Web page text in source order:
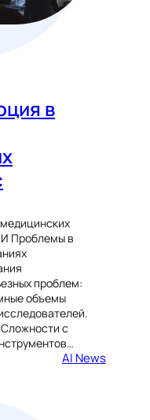
в
Проблемы в
проблем:
объемы
с
AI News